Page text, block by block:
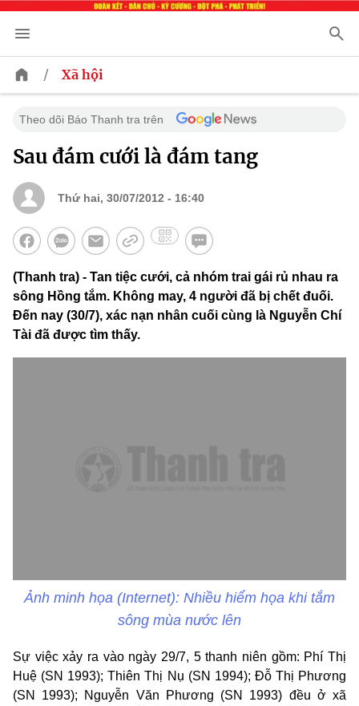
/ Xã hội
Theo dõi Báo Thanh tra trên
Sau đám cưới là đám tang
Thứ hai, 30/07/2012 - 16:40
(Thanh tra) - Tan tiệc cưới, cả nhóm trai gái rủ nhau ra
sông Hồng tắm. Không may, 4 người đã bị chết đuối.
Đến nay (30/7), xác nạn nhân cuối cùng là Nguyễn Chí
Tài đã được tìm thấy.
Ảnh minh họa (Internet): Nhiều hiểm họa khi tắm
sông mùa nước lên
Sự việc xảy ra vào ngày 29/7, 5 thanh niên gồm: Phí Thị
Huệ (SN 1993); Thiên Thị Nụ (SN 1994); Đỗ Thị Phương
(SN 1993); Nguyễn Văn Phương (SN 1993) đều ở xã